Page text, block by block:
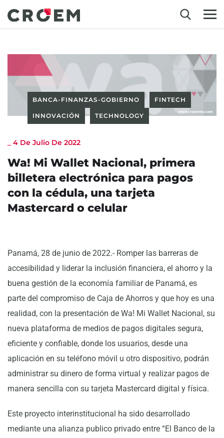
BANCA-FINANZAS-GOBIERNO FINTECH
INNOVACIÓN TECHNOLOGY
4 De Julio De 2022
Wa! Mi Wallet Nacional, primera
billetera electrónica para pagos
con la cédula, una tarjeta
Mastercard o celular
Panamá, 28 de junio de 2022.- Romper las barreras de
accesibilidad y liderar la inclusión financiera, el ahorro y la
buena gestión de la economía familiar de Panamá, es
parte del compromiso de Caja de Ahorros y que hoy es una
realidad, con la presentación de Wa! Mi Wallet Nacional, su
nueva plataforma de medios de pagos digitales segura,
eficiente y confiable, donde los usuarios, desde una
aplicación en su teléfono móvil u otro dispositivo, podrán
administrar su dinero de forma virtual y realizar pagos de
manera sencilla con su tarjeta Mastercard digital y física.
Este proyecto interinstitucional ha sido desarrollado
mediante una alianza publico privado entre “El Banco de la